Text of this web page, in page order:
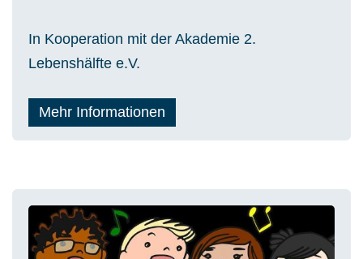
In Kooperation mit der Akademie 2.
Lebenshälfte e.V.
Mehr Informationen